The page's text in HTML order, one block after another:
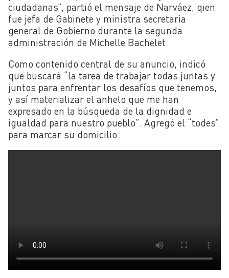
ciudadanas”, partió el mensaje de Narváez, qien
fue jefa de Gabinete y ministra secretaria
general de Gobierno durante la segunda
administración de Michelle Bachelet.
Como contenido central de su anuncio, indicó
que buscará “la tarea de trabajar todas juntas y
juntos para enfrentar los desafíos que tenemos,
y así materializar el anhelo que me han
expresado en la búsqueda de la dignidad e
igualdad para nuestro pueblo”. Agregó el “todes”
para marcar su domicilio.